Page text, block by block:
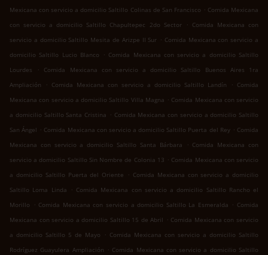
Mexicana con servicio a domicilio Saltillo Colinas de San Francisco . Comida Mexicana
con servicio a domicilio Saltillo Chapultepec 2do Sector
. Comida Mexicana con
servicio a domicilio Saltillo Mesita de Arizpe II Sur . Comida Mexicana con servicio a
domicilio Saltillo Lucio Blanco
. Comida Mexicana con servicio a domicilio Saltillo
Lourdes
.
Comida Mexicana con servicio a domicilio Saltillo Buenos Aires 1ra
Ampliación
. Comida Mexicana con servicio a domicilio Saltillo Landín . Comida
Mexicana con servicio a domicilio Saltillo Villa Magna . Comida Mexicana con servicio
a domicilio Saltillo Santa Cristina . Comida Mexicana con servicio a domicilio Saltillo
San Ángel . Comida Mexicana con servicio a domicilio Saltillo Puerta del Rey . Comida
Mexicana con servicio a domicilio Saltillo Santa Bárbara
. Comida Mexicana con
servicio a domicilio Saltillo Sin Nombre de Colonia 13 . Comida Mexicana con servicio
a domicilio Saltillo Puerta del Oriente
. Comida Mexicana con servicio a domicilio
Saltillo Loma Linda
. Comida Mexicana con servicio a domicilio Saltillo Rancho el
Morillo
. Comida Mexicana con servicio a domicilio Saltillo La Esmeralda . Comida
Mexicana con servicio a domicilio Saltillo 15 de Abril . Comida Mexicana con servicio
a domicilio Saltillo 5 de Mayo
. Comida Mexicana con servicio a domicilio Saltillo
Rodríguez Guayulera Ampliación . Comida Mexicana con servicio a domicilio Saltillo